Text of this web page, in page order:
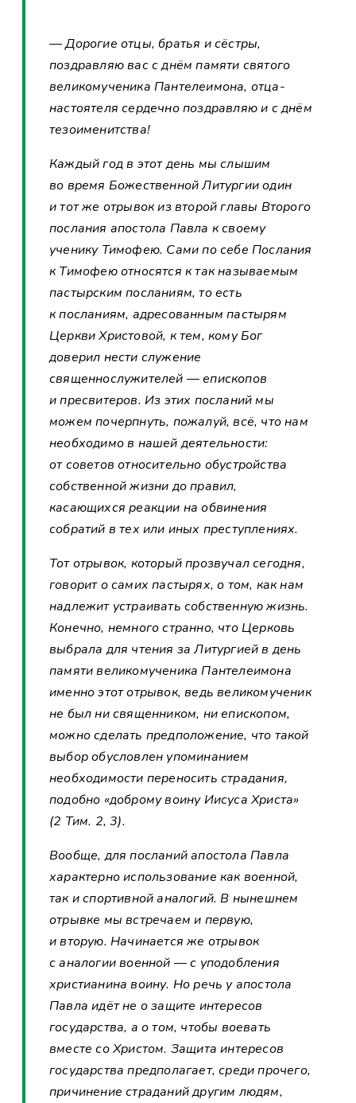
— Дорогие отцы, братья и сёстры,
поздравляю вас с днём памяти святого
великомученика Пантелеимона, отца-
настоятеля сердечно поздравляю и с днём
тезоименитства!
Каждый год в этот день мы слышим
во время Божественной Литургии один
и тот же отрывок из второй главы Второго
послания апостола Павла к своему
ученику Тимофею. Сами по себе Послания
к Тимофею относятся к так называемым
пастырским посланиям, то есть
к посланиям, адресованным пастырям
Церкви Христовой, к тем, кому Бог
доверил нести служение
священнослужителей — епископов
и пресвитеров. Из этих посланий мы
можем почерпнуть, пожалуй, всё, что нам
необходимо в нашей деятельности:
от советов относительно обустройства
собственной жизни до правил,
касающихся реакции на обвинения
собратий в тех или иных преступлениях.
Тот отрывок, который прозвучал сегодня,
говорит о самих пастырях, о том, как нам
надлежит устраивать собственную жизнь.
Конечно, немного странно, что Церковь
выбрала для чтения за Литургией в день
памяти великомученика Пантелеимона
именно этот отрывок, ведь великомученик
не был ни священником, ни епископом,
можно сделать предположение, что такой
выбор обусловлен упоминанием
необходимости переносить страдания,
подобно «доброму воину Иисуса Христа»
(2 Тим. 2, 3).
Вообще, для посланий апостола Павла
характерно использование как военной,
так и спортивной аналогий. В нынешнем
отрывке мы встречаем и первую,
и вторую. Начинается же отрывок
с аналогии военной — с уподобления
христианина воину. Но речь у апостола
Павла идёт не о защите интересов
государства, а о том, чтобы воевать
вместе со Христом. Защита интересов
государства предполагает, среди прочего,
причинение страданий другим людям,